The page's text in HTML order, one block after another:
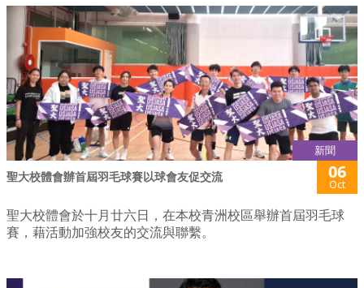
新聞
聖大校體會辦首屆羽毛球賽以球會友促交流 06
Oct
聖大校體會於十月廿六日，在本校青洲校區舉辦首屆羽毛球
賽，藉活動加強校友的交流與聯繫。